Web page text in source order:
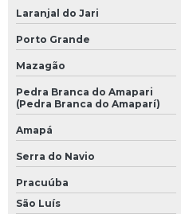
Laranjal do Jari
Porto Grande
Mazagão
Pedra Branca do Amapari
(Pedra Branca do Amaparí)
Amapá
Serra do Navio
Pracuúba
São Luís